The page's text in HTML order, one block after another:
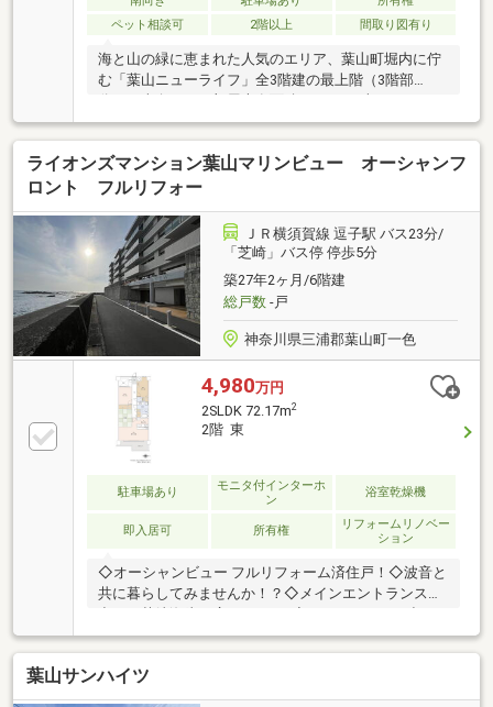
ペット相談可
2階以上 間取り図有り
海と山の緑に恵まれた人気のエリア、葉山町堀内に佇
む「葉山ニューライフ」全3階建の最上階（3階部
る広さ間取りとなっております。南向きの窓からは明
るい自然光が差し込み、風通しにも優れた心地よい住
空間が広がります。周辺は、穏やかな空気が漂う閑静
な住環境。日々の生活を支えるお買い物にも便利な立
然を身近に楽しむことができます。ペット可（規約に
よる制限有り）住戸数:19戸
ライオンズマンション葉山マリンビュー オーシャンフ
ロント フルリフォー
ＪＲ横須賀線 逗子駅 バス23分/
「芝崎」バス停 停歩5分
築27年2ヶ月/6階建
総戸数-戸
神奈川県三浦郡葉山町一色
4,980万円
2SLDK 72.17m2
2階 東
駐車場あり
モニタ付インターホ
ン
浴室乾燥機
即入居可 所有権
リフォームリノベー
ション
◇オーシャンビュー フルリフォーム済住戸！◇波音と
共に暮らしてみませんか！？◇メインエントランスを
出ると芝崎海岸が広がります♪◇エントランスを出た
時の高揚感を現地で味わってみませんか！？◇シャワ
ー・サーフボード置き場付き！◇シーサイドライフを
愉しむ環境が揃っております♪◇駐車場は地下の機械
式駐車場！◇オーシャンフロントでも大切な愛車を守
葉山サンハイツ